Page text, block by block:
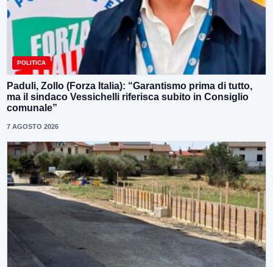
POLITICA
Paduli, Zollo (Forza Italia): “Garantismo prima di tutto,
ma il sindaco Vessichelli riferisca subito in Consiglio
comunale”
7 AGOSTO 2026